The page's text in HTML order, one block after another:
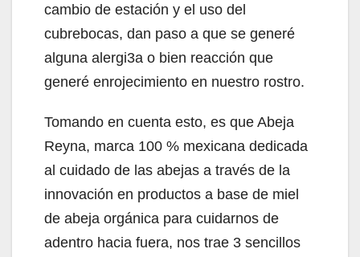
cambio de estación y el uso del
cubrebocas, dan paso a que se generé
alguna alergi3a o bien reacción que
generé enrojecimiento en nuestro rostro.
Tomando en cuenta esto, es que Abeja
Reyna, marca 100 % mexicana dedicada
al cuidado de las abejas a través de la
innovación en productos a base de miel
de abeja orgánica para cuidarnos de
adentro hacia fuera, nos trae 3 sencillos